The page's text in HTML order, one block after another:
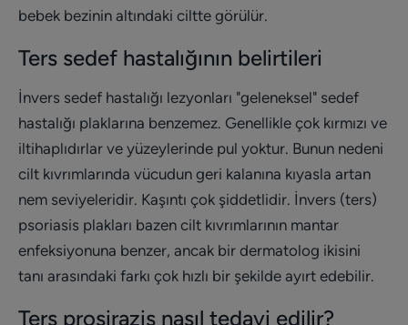
bebek bezinin altındaki ciltte görülür.
Ters sedef hastalığının belirtileri
İnvers sedef hastalığı lezyonları "geleneksel" sedef
hastalığı plaklarına benzemez. Genellikle çok kırmızı ve
iltihaplıdırlar ve yüzeylerinde pul yoktur. Bunun nedeni
cilt kıvrımlarında vücudun geri kalanına kıyasla artan
nem seviyeleridir. Kaşıntı çok şiddetlidir. İnvers (ters)
psoriasis plakları bazen cilt kıvrımlarının mantar
enfeksiyonuna benzer, ancak bir dermatolog ikisini
tanı arasındaki farkı çok hızlı bir şekilde ayırt edebilir.
Ters prosirazis nasıl tedavi edilir?